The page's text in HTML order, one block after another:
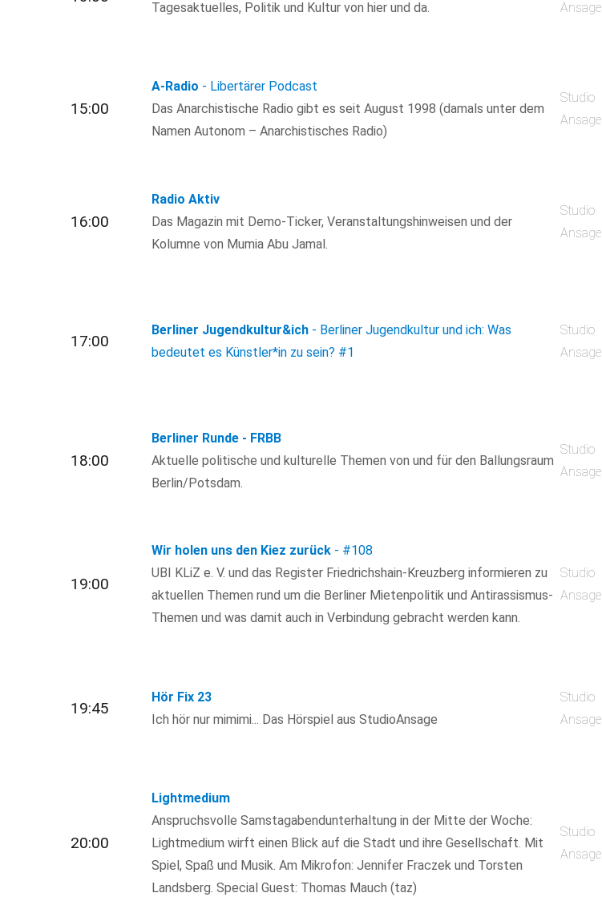
Tagesaktuelles, Politik und Kultur von hier und da.
Ansage
15:00
A-Radio - Libertärer Podcast
Das Anarchistische Radio gibt es seit August 1998 (damals unter dem
Namen Autonom – Anarchistisches Radio)
Studio
Ansage
16:00
Radio Aktiv
Das Magazin mit Demo-Ticker, Veranstaltungshinweisen und der
Kolumne von Mumia Abu Jamal.
Studio
Ansage
17:00
Berliner Jugendkultur&ich - Berliner Jugendkultur und ich: Was
bedeutet es Künstler*in zu sein? #1
Studio
Ansage
18:00
Berliner Runde - FRBB
Aktuelle politische und kulturelle Themen von und für den Ballungsraum
Berlin/Potsdam.
Studio
Ansage
19:00
Wir holen uns den Kiez zurück - #108
UBI KLiZ e. V. und das Register Friedrichshain-Kreuzberg informieren zu
aktuellen Themen rund um die Berliner Mietenpolitik und Antirassismus-
Themen und was damit auch in Verbindung gebracht werden kann.
Studio
Ansage
19:45
Hör Fix 23
Ich hör nur mimimi... Das Hörspiel aus StudioAnsage
Studio
Ansage
20:00
Lightmedium
Anspruchsvolle Samstagabendunterhaltung in der Mitte der Woche:
Lightmedium wirft einen Blick auf die Stadt und ihre Gesellschaft. Mit
Spiel, Spaß und Musik. Am Mikrofon: Jennifer Fraczek und Torsten
Landsberg. Special Guest: Thomas Mauch (taz)
Studio
Ansage